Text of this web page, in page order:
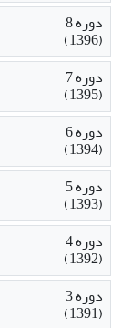
دوره 8
(1396)
دوره 7
(1395)
دوره 6
(1394)
دوره 5
(1393)
دوره 4
(1392)
دوره 3
(1391)